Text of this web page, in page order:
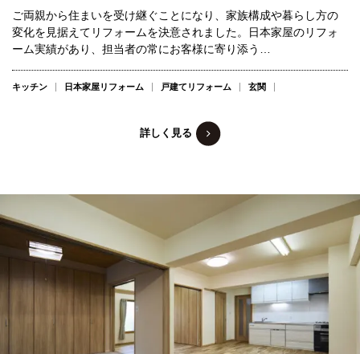
ご両親から住まいを受け継ぐことになり、家族構成や暮らし方の
変化を見据えてリフォームを決意されました。日本家屋のリフォ
ーム実績があり、担当者の常にお客様に寄り添う…
キッチン 日本家屋リフォーム 戸建てリフォーム 玄関
詳しく見る